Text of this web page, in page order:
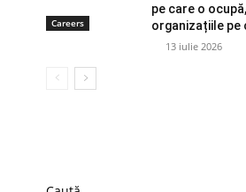
Careers
pe care o
organizațiile pe
13 iulie 2026